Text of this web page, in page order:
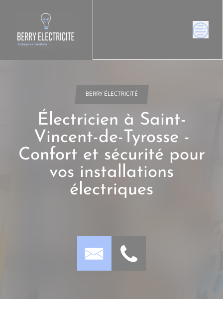
BERRY ÉLECTRICITÉ
Électricien à Saint-
Vincent-de-Tyrosse -
Confort et sécurité pour
vos installations
électriques